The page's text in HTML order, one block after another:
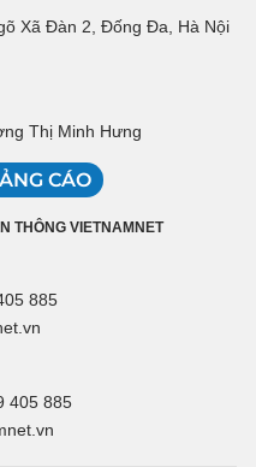
Xã Đàn 2, Đống Đa, Hà Nội
Thị Minh Hưng
CÁO
THÔNG VIETNAMNET
885
405 885